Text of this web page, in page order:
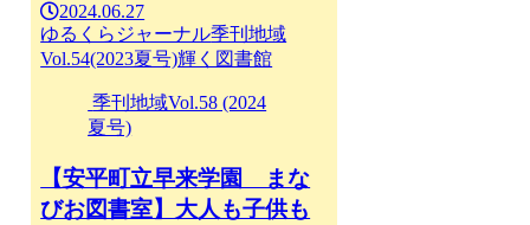
2024.06.27
ゆるくらジャーナル季刊地域
Vol.54(2023夏号)輝く図書館
季刊地域Vol.58 (2024
夏号)
【安平町立早来学園 まな
びお図書室】大人も子供も